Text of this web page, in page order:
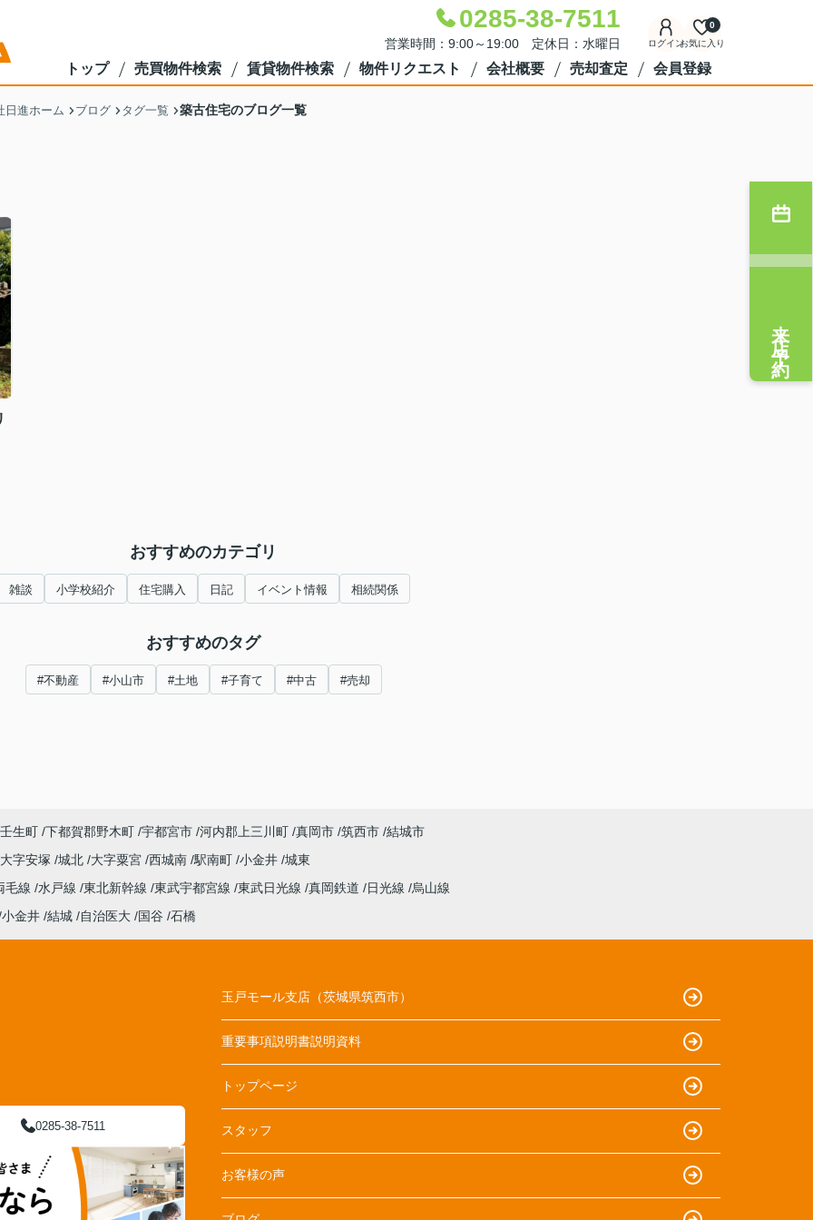
0285-38-7511
営業時間：9:00～19:00 定休日：水曜日 ログインお気に入り
0
トップ 売買物件検索 賃貸物件検索 物件リクエスト 会社概要 売却査定 会員登録
日進ホーム ブログ タグ一覧 築古住宅のブログ一覧
おすすめのカテゴリ
雑談 小学校紹介 住宅購入 日記 イベント情報 相続関係
おすすめのタグ
#不動産 #小山市 #土地 #子育て #中古 #売却
来店予約
生町 下都賀郡野木町 宇都宮市 河内郡上三川町 真岡市 筑西市 結城市
大字安塚 城北 大字粟宮 西城南 駅南町 小金井 城東
毛線 水戸線 東北新幹線 東武宇都宮線 東武日光線 真岡鉄道 日光線
烏山線
小金井 結城 自治医大 国谷 石橋
0285-38-7511
玉戸モール支店（茨城県筑西市）
重要事項説明書説明資料
トップページ
スタッフ
お客様の声